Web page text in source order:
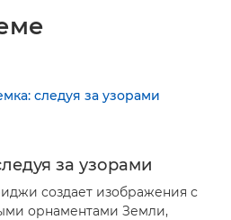
за узорами
создает изображения с
орнаментами Земли,